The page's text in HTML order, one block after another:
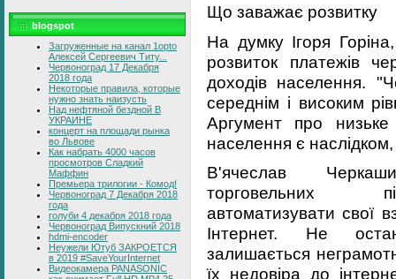
blogspot
Загруженные на канал 1opto
Алексей Сергеевич Титу...
Червоноград 17 Декабря
2018 года
Некоторые правила, которые
нужно знать наизусть
Над нефтяной бездной В
УКРАИНЕ
концерт на площади рынка
во Львове
Как набрать 4000 часов
просмотров Сладкий
Маффин
Премьера трилогии - Комод!
Червоноград 7 Декабря 2018
года
голуби 4 декабря 2018 года
Червоноград Випускний 2018
hdmi-encoder
Неужели Ютуб ЗАКРОЕТСЯ
в 2019 #SaveYourInternet
Видеокамера PANASONIC
Що заважає розвитку
На думку Ігоря
розвиток платежів
доходів населення.
середнім і високим
Аргумент про низьке
населення є
В'ячеслав
торговельних
автоматизувати свої
Інтернет. Не
залишається
їх недовіра до